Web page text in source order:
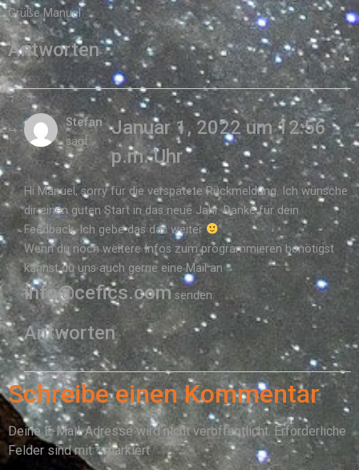
Grüße Manuel
Antworten
Stefan
sagt:
Januar 1, 2022 um 12:56
p.m. Uhr
Hi Manuel, sorry für die verspätete Rückmeldung. Ich wünsche
dir einen guten Start in das neue Jahr. Danke für dein
Feedback. Ich gebe das das weiter
Wenn du noch weitere Infos zum programmieren benötigst
kannst du uns auch gerne eine Mail an
info@cefics.com senden.
Antworten
Schreibe einen Kommentar
Deine E-Mail-Adresse wird nicht veröffentlicht. Erforderliche
Felder sind mit*markiert